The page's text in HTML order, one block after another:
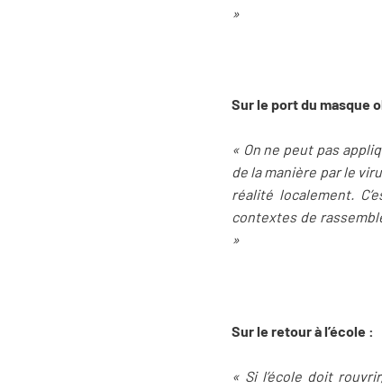
»
Sur le port du masque
« On ne peut pas
de la manière par le
réalité localement.
contextes de
»
Sur le retour à l’école :
« Si l’école doit